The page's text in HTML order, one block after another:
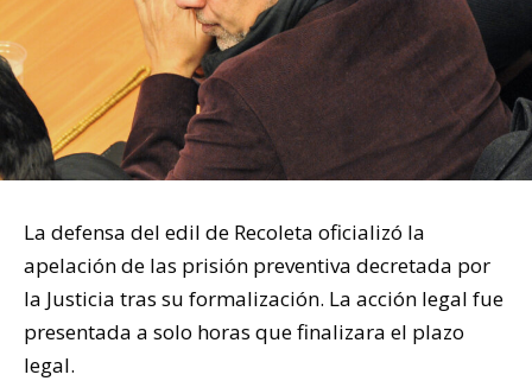
La defensa del edil de Recoleta oficializó la
apelación de las prisión preventiva decretada por
la Justicia tras su formalización. La acción legal fue
presentada a solo horas que finalizara el plazo
legal.